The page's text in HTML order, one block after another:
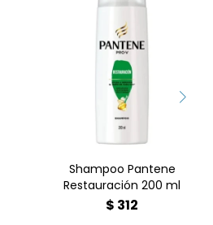
Dile adiós al cabello
dañado! ? Compra el
Shampoo Pantene
Restauración 200ml en
Farmacia Goes. Repara
desde el primer lavado
con óleo de argán y Pro-
Vitaminas.
Shampoo Pantene
Restauración 200 ml
$ 312